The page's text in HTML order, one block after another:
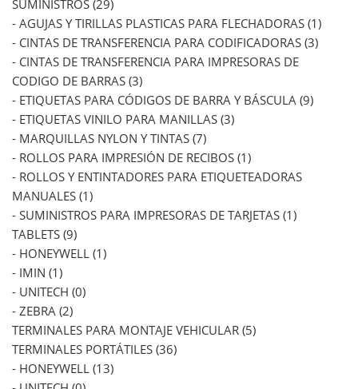
SUMINISTROS (29)
- AGUJAS Y TIRILLAS PLASTICAS PARA FLECHADORAS (1)
- CINTAS DE TRANSFERENCIA PARA CODIFICADORAS (3)
- CINTAS DE TRANSFERENCIA PARA IMPRESORAS DE
CODIGO DE BARRAS (3)
- ETIQUETAS PARA CÓDIGOS DE BARRA Y BÁSCULA (9)
- ETIQUETAS VINILO PARA MANILLAS (3)
- MARQUILLAS NYLON Y TINTAS (7)
- ROLLOS PARA IMPRESIÓN DE RECIBOS (1)
- ROLLOS Y ENTINTADORES PARA ETIQUETEADORAS
MANUALES (1)
- SUMINISTROS PARA IMPRESORAS DE TARJETAS (1)
TABLETS (9)
- HONEYWELL (1)
- IMIN (1)
- UNITECH (0)
- ZEBRA (2)
TERMINALES PARA MONTAJE VEHICULAR (5)
TERMINALES PORTÁTILES (36)
- HONEYWELL (13)